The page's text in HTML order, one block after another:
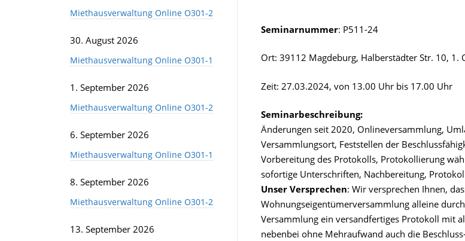
Seminarnummer: P511-24
Ort: 39112 Magdeburg, Halberstädter Str. 10, 1.
Zeit: 27.03.2024, von 13.00 Uhr bis 17.00 Uhr
Seminarbeschreibung:
Änderungen seit 2020, Onlineversammlung,
Versammlungsort, Feststellen der
Vorbereitung des Protokolls, Protokollierung
sofortige Unterschriften, Nachbereitung,
Unser Versprechen: Wir versprechen Ihnen,
Wohnungseigentümerversammlung alleine
Versammlung ein versandfertiges Protokoll mit
nebenbei ohne Mehraufwand auch die
Miethausverwaltung Online O301-2
30. August 2026
Miethausverwaltung Online O301-1
1. September 2026
Miethausverwaltung Online O301-2
6. September 2026
Miethausverwaltung Online O301-1
8. September 2026
Miethausverwaltung Online O301-2
13. September 2026